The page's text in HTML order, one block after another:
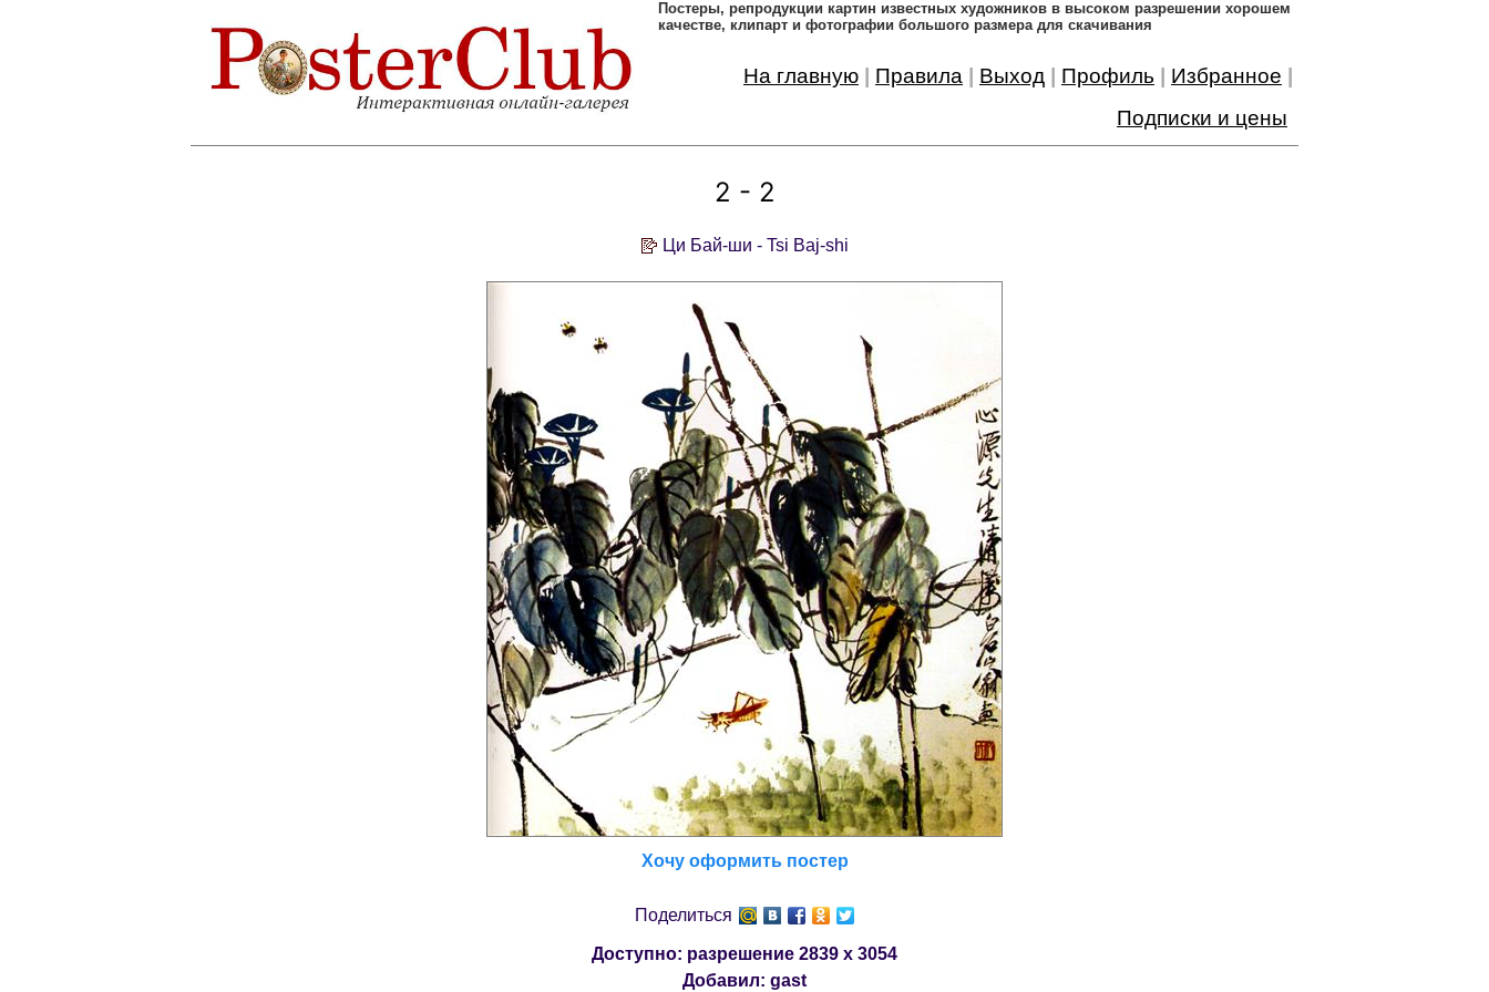
Постеры, pепродукции картин известных художников в высоком разрешении хорошем
качестве, клипарт и фотографии большого размера для скачивания
На главную Правила Выход Профиль Избранное
Подписки и цены
2 - 2
Ци Бай-ши - Tsi Baj-shi
Хочу оформить постер
Поделиться
Доступно: разрешение 2839 x 3054
Добавил: gast